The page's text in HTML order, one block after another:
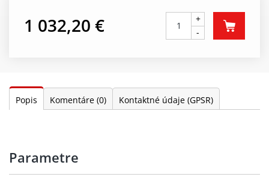
1 032,20 €
+
-
Popis Komentáre (0) Kontaktné údaje (GPSR)
Parametre